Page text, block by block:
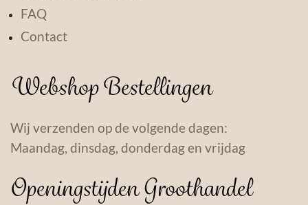
FAQ
Contact
Webshop Bestellingen
Wij verzenden op de volgende dagen:
Maandag, dinsdag, donderdag en vrijdag
Openingstijden Groothandel